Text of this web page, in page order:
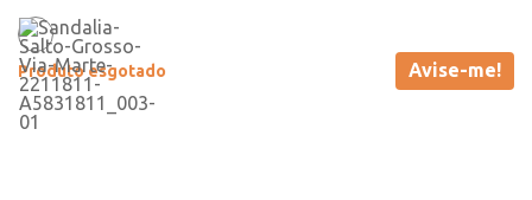
Produto esgotado Avise-me!